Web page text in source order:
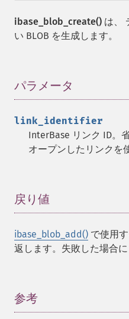
ibase_blob_create() は、
い BLOB を生成します。
パラメータ
link_identifier
InterBase リンク ID。
オープンしたリンクを
戻り値
ibase_blob_add() で使用
返します。失敗した場合に
参考